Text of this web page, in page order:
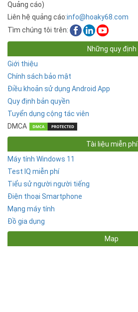
Quảng cáo)
Liên hệ quảng cáo:info@hoaky68.com
Tìm chúng tôi trên:
Những quy định
Giới thiệu
Chính sách bảo mật
Điều khoản sử dụng Android App
Quy định bản quyền
Tuyển dụng cộng tác viên
DMCA
Tài liệu miễn phí
Máy tính Windows 11
Test IQ miễn phí
Tiểu sử người người tiếng
Điện thoại Smartphone
Mạng máy tính
Đồ gia dụng
Map